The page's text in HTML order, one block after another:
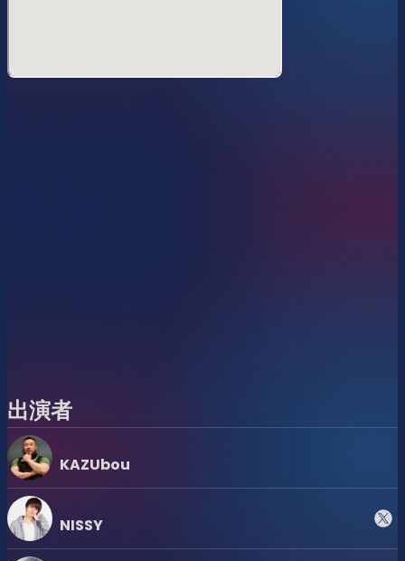
Z世代のアテンションスパンにピッタリ合う、展開早め
のJ- & K-POPパーティー「JKRUSH」が始動！敏腕
DJsがショートミックスで紡いでいくノンストップの物
語を一瞬たりとも見逃すな！
ありのままの自分で自由にお祝いし、総勢およそ60名の個
性豊かな出演者たちと一緒に乾杯しましょう。この日、この
場所にしか存在しない特別な瞬間をどうぞお見逃しなく！
出演者
KAZUbou
NISSY